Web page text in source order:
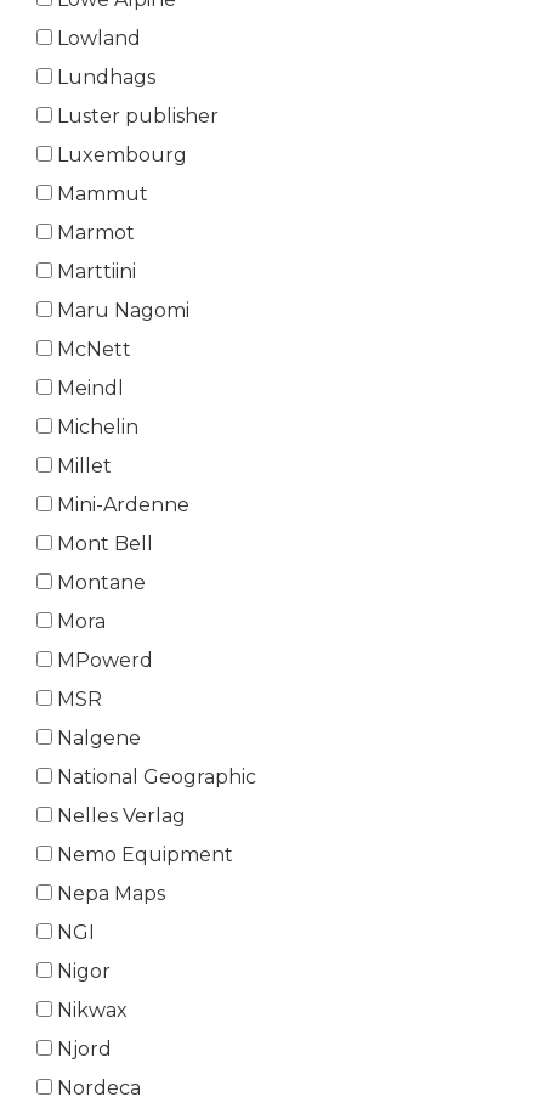
Lowland
Lundhags
Luster publisher
Luxembourg
Mammut
Marmot
Marttiini
Maru Nagomi
McNett
Meindl
Michelin
Millet
Mini-Ardenne
Mont Bell
Montane
Mora
MPowerd
MSR
Nalgene
National Geographic
Nelles Verlag
Nemo Equipment
Nepa Maps
NGI
Nigor
Nikwax
Njord
Nordeca